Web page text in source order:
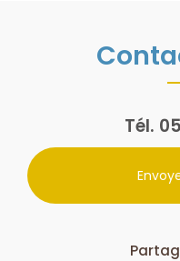
Tél.